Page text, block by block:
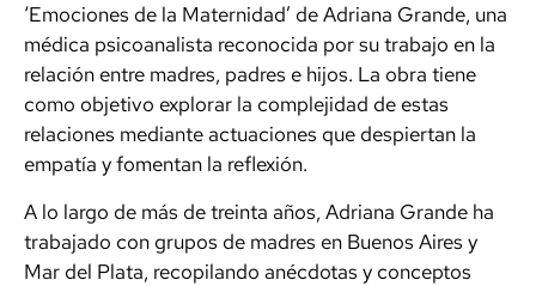
‘Emociones de la Maternidad’ de Adriana Grande, una
médica psicoanalista reconocida por su trabajo en la
relación entre madres, padres e hijos. La obra tiene
como objetivo explorar la complejidad de estas
relaciones mediante actuaciones que despiertan la
empatía y fomentan la reflexión.
A lo largo de más de treinta años, Adriana Grande ha
trabajado con grupos de madres en Buenos Aires y
Mar del Plata, recopilando anécdotas y conceptos